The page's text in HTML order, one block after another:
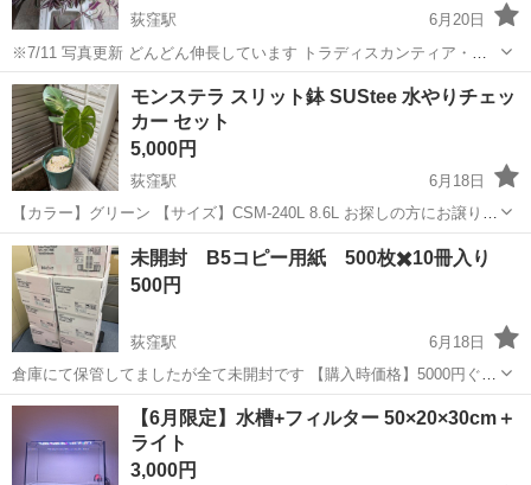
荻窪駅
6月20日
※7/11 写真更新 どんどん伸長しています トラディスカンティア・ゼ
ブリナの5号鉢です キラキラするシルバーラインが魅力で、葉裏の赤
紫色は光に透けるとより鮮やかになります 栽培も簡単でこれからもど
んどん伸びて垂れ下が...
東京 杉並区 その他
モンステラ スリット鉢 SUStee 水やりチェッ
カー セット
5,000円
荻窪駅
6月18日
【カラー】グリーン 【サイズ】CSM-240L 8.6L お探しの方にお譲りし
ます。
東京 杉並区 荻窪駅 その他
未開封 B5コピー用紙 500枚✖️10冊入り
500円
荻窪駅
6月18日
倉庫にて保管してましたが全て未開封です 【購入時価格】5000円ぐら
い 【メーカー•サイズ•箱数】 アスクル カラーコピー用紙 B5ピンク
500枚✖️10冊入りが7箱 スマートバリュー マルチコピーペーパ...
東京 杉並区 荻窪駅 その他
【6月限定】水槽+フィルター 50×20×30cm＋
ライト
3,000円